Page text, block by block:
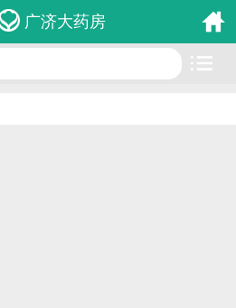
广济大药房